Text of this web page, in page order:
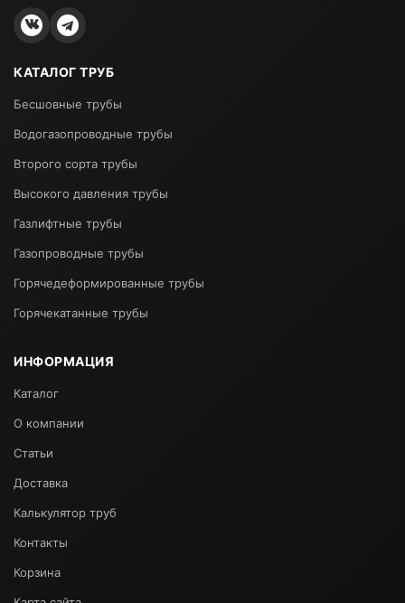
КАТАЛОГ ТРУБ
Бесшовные трубы
Водогазопроводные трубы
Второго сорта трубы
Высокого давления трубы
Газлифтные трубы
Газопроводные трубы
Горячедеформированные трубы
Горячекатанные трубы
ИНФОРМАЦИЯ
Каталог
О компании
Статьи
Доставка
Калькулятор труб
Контакты
Корзина